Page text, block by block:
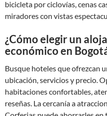
bicicleta por ciclovías, cenas
miradores con vistas
¿Cómo elegir un
económico en
Busque hoteles que ofrezcan
ubicación, servicios y precio.
habitaciones confortables,
reseñas. La cercanía a